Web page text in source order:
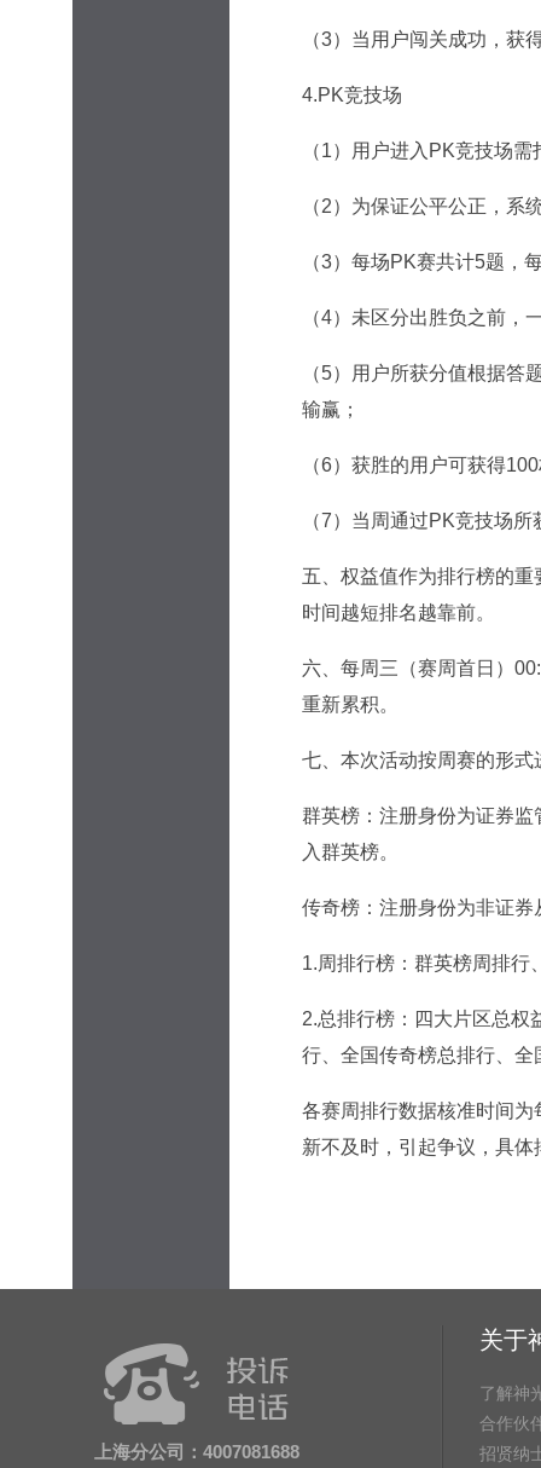
（3）当用户闯关成功，
4.PK竞技场
（1）用户进入PK竞技场
（2）为保证公平公正，系
（3）每场PK赛共计5题，
（4）未区分出胜负之前
（5）用户所获分值根据
输赢；
（6）获胜的用户可获得
（7）当周通过PK竞技场
五、权益值作为排行榜的
时间越短排名越靠前。
六、每周三（赛周首日）
重新累积。
七、本次活动按周赛的形式
群英榜：注册身份为证券
入群英榜。
传奇榜：注册身份为非证
1.周排行榜：群英榜周排行
2.总排行榜：四大片区总权
行、全国传奇榜总排行、
各赛周排行数据核准时间
新不及时，引起争议，具
上海分公司：4007081688
关于
了解神
合作伙
招贤纳